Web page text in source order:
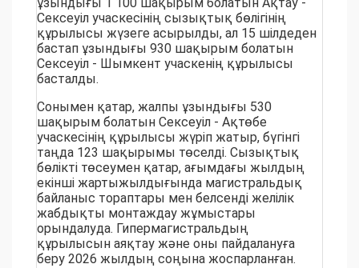
ұзындығы 1 100 шақырым болатын Ақтау -
Сексеуіл учаскесінің сызықтық бөлігінің
құрылысы жүзеге асырылды, ал 15 шілдеден
бастап ұзындығы 930 шақырым болатын
Сексеуіл - Шымкент учаскенің құрылысы
басталды.
Сонымен қатар, жалпы ұзындығы 530
шақырым болатын Сексеуіл - Ақтөбе
учаскесінің құрылысы жүріп жатыр, бүгінгі
таңда 123 шақырымы төселді. Сызықтық
бөлікті төсеумен қатар, ағымдағы жылдың
екінші жартыжылдығында магистральдық
байланыс тораптары мен белсенді желілік
жабдықты монтаждау жұмыстары
орындалуда. Гипермагистральдың
құрылысын аяқтау және оны пайдалануға
беру 2026 жылдың соңына жоспарланған.